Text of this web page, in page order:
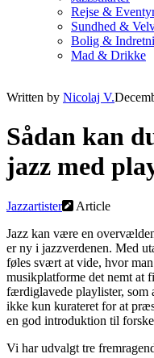
Rejse &
Sundhed &
Bolig &
Mad & Drikke
Written by Nicolaj V.
Sådan kan
jazz med
Jazzartister
Article
Jazz kan være en
er ny i jazzverdenen. Med
føles svært at vide, hvor
musikplatforme det nemt at
færdiglavede playlister, som
ikke kun kurateret for at
en god introduktion til
Vi har udvalgt tre